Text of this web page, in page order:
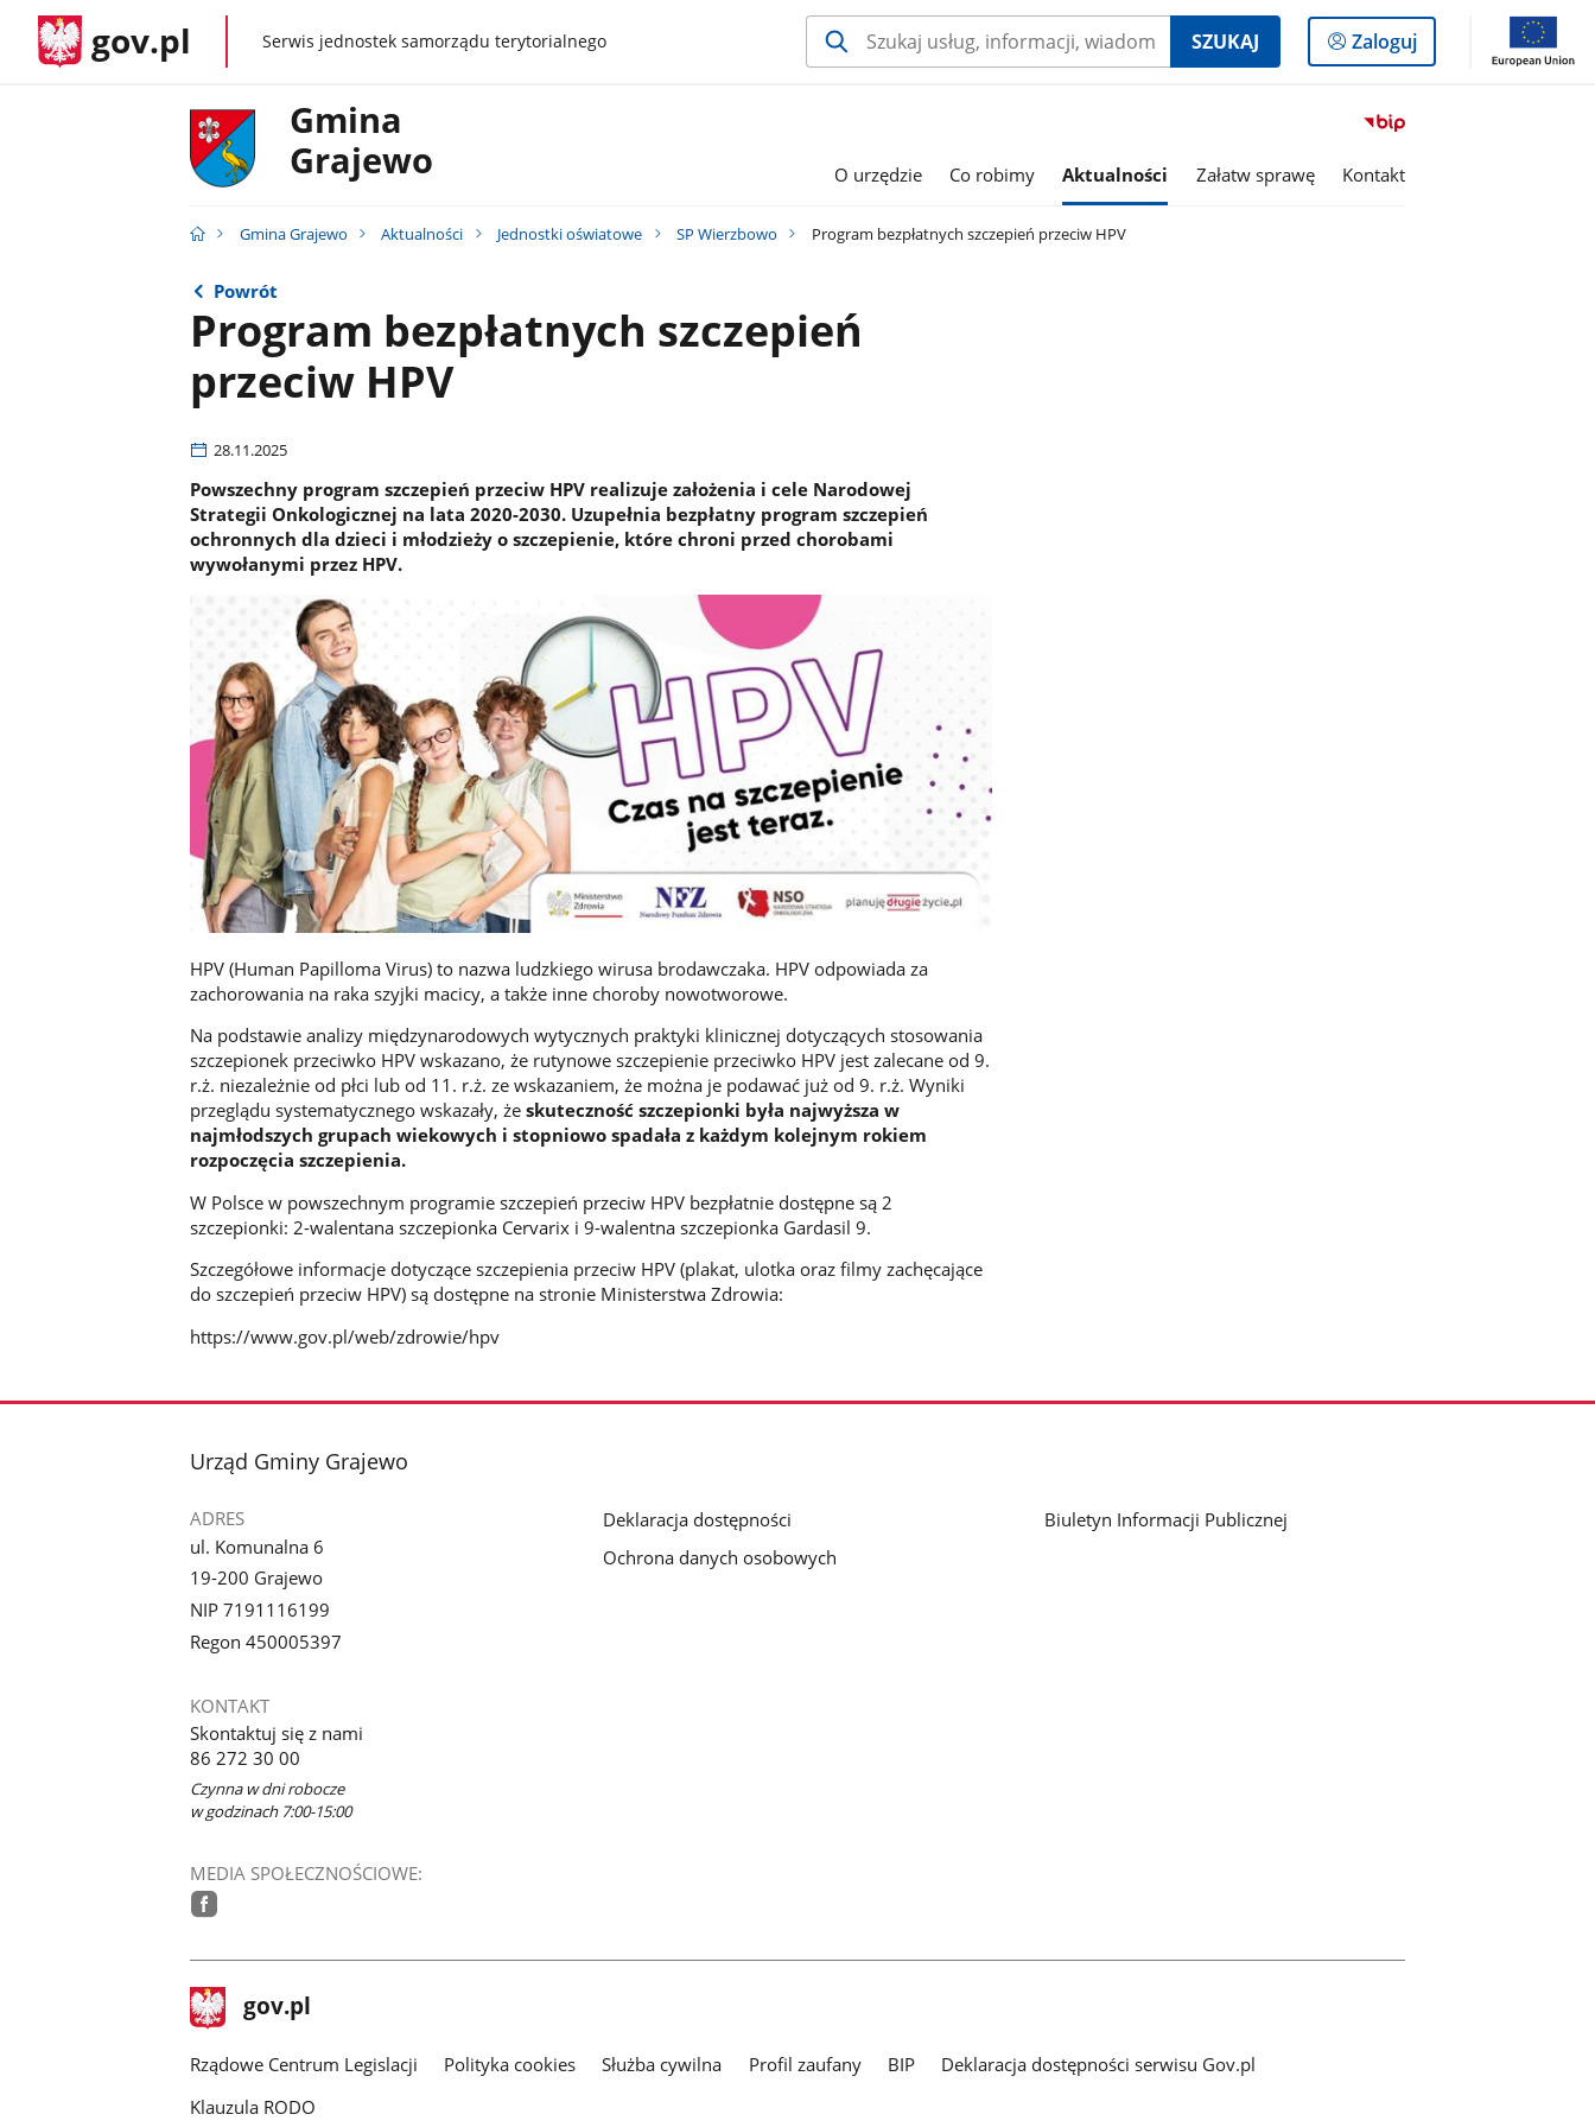
gov.pl gov.plSerwis jednostek samorządu terytorialnego SZUKAJ
Logowanie
do
Zaloguj
Przejdź
serwisu
Gmina
Grajewo
O urzędzie Co robimy Aktualności Załatw sprawę Kontakt
Gmina Grajewo Aktualności Jednostki oświatowe SP Wierzbowo Program bezpłatnych szczepień przeciw HPV
Powrót
Program bezpłatnych szczepień
przeciw HPV
28.11.2025
Powszechny program szczepień przeciw HPV realizuje założenia i cele Narodowej
Strategii Onkologicznej na lata 2020-2030. Uzupełnia bezpłatny program szczepień
ochronnych dla dzieci i młodzieży o szczepienie, które chroni przed chorobami
wywołanymi przez HPV.
HPV (Human Papilloma Virus) to nazwa ludzkiego wirusa brodawczaka. HPV odpowiada za
zachorowania na raka szyjki macicy, a także inne choroby nowotworowe.
Na podstawie analizy międzynarodowych wytycznych praktyki klinicznej dotyczących stosowania
szczepionek przeciwko HPV wskazano, że rutynowe szczepienie przeciwko HPV jest zalecane od 9.
r.ż. niezależnie od płci lub od 11. r.ż. ze wskazaniem, że można je podawać już od 9. r.ż. Wyniki
przeglądu systematycznego wskazały, że skuteczność szczepionki była najwyższa w
najmłodszych grupach wiekowych i stopniowo spadała z każdym kolejnym rokiem
rozpoczęcia szczepienia.
W Polsce w powszechnym programie szczepień przeciw HPV bezpłatnie dostępne są 2
szczepionki: 2-walentana szczepionka Cervarix i 9-walentna szczepionka Gardasil 9.
Szczegółowe informacje dotyczące szczepienia przeciw HPV (plakat, ulotka oraz filmy zachęcające
do szczepień przeciw HPV) są dostępne na stronie Ministerstwa Zdrowia:
https://www.gov.pl/web/zdrowie/hpv
stopka
Urząd Gminy Grajewo
ADRES
ul. Komunalna 6
19-200 Grajewo
NIP 7191116199
Regon 450005397
KONTAKT
Skontaktuj się z nami
86 272 30 00
Czynna w dni robocze
w godzinach 7:00-15:00
MEDIA SPOŁECZNOŚCIOWE:
Deklaracja dostępności
Ochrona danych osobowych
Biuletyn Informacji Publicznej
stopka
gov.pl Strona
gov.pl
Rządowe Centrum Legislacji Polityka cookies Służba cywilna Profil zaufany BIP
Deklaracja dostępności serwisu Gov.pl
Klauzula RODO